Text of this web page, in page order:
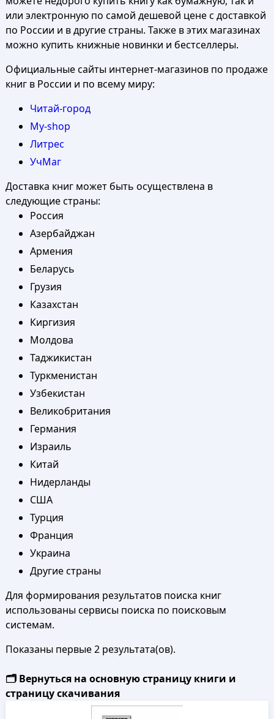
или электронную по самой дешевой цене с доставкой
по России и в другие страны. Также в этих магазинах
можно купить книжные новинки и бестселлеры.
Официальные сайты интернет-магазинов по продаже
книг в России и по всему миру:
Читай-город
My-shop
Литрес
УчМаг
Доставка книг может быть осуществлена в
следующие страны:
Россия
Азербайджан
Армения
Беларусь
Грузия
Казахстан
Киргизия
Молдова
Таджикистан
Туркменистан
Узбекистан
Великобритания
Германия
Израиль
Китай
Нидерланды
США
Турция
Франция
Украина
Другие страны
Для формирования результатов поиска книг
использованы сервисы поиска по поисковым
системам.
Показаны первые 2 результата(ов).
🗂️ Вернуться на основную страницу книги и
страницу скачивания